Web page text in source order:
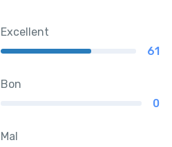
Excellent
61
Bon
0
Mal